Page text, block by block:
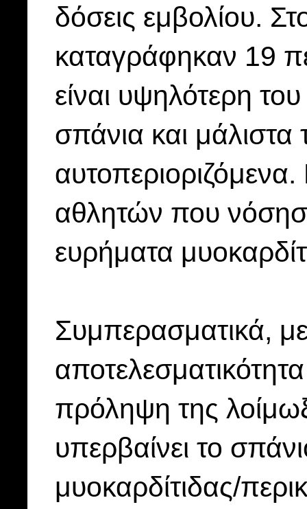
δόσεις εμβολίου.
καταγράφηκαν 19
είναι υψηλότερη
σπάνια και
αθλητών που
ευρήματα
Συμπερασματικά,
πρόληψη της
υπερβαίνει το
μυοκαρδίτιδας/